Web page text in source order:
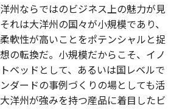
州ならではのビジネス上の魅力が見
れは大洋州の国々が小規模であり、
軟性が高いことをポテンシャルと捉
の転換だ。小規模だからこそ、イノ
ベッドとして、あるいは国レベルで
ダードの事例づくりの場としても活
洋州が強みを持つ産品に着目したビ